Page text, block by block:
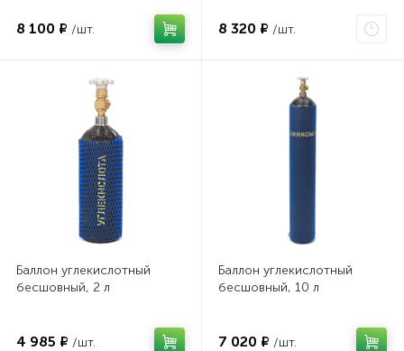
8 100 ₽ /шт. 8 320 ₽ /шт.
Баллон углекислотный
бесшовный, 2 л
4 985 ₽ /шт.
Баллон углекислотный
бесшовный, 10 л
7 020 ₽ /шт.